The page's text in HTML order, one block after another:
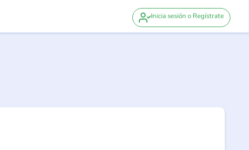
Inicia sesión o Regístrate